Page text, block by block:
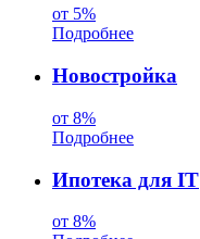
от 5%
Подробнее
Новостройка
от 8%
Подробнее
Ипотека для IT
от 8%